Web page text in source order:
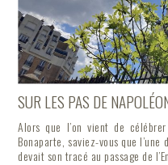
SUR LES PAS DE
Alors que l’on vient de
Bonaparte, saviez-vous que
devait son tracé au passage de